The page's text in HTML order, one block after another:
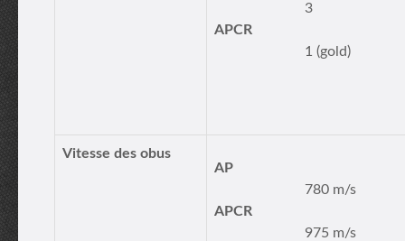
3
APCR
1 (gold)
Vitesse des obus
AP
780 m/s
APCR
975 m/s